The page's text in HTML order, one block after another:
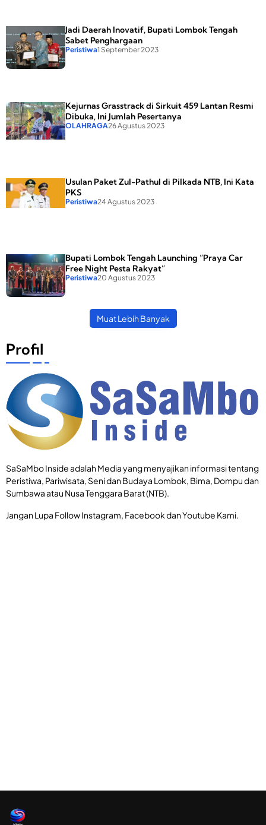
Tengah
Jadi Daerah Inovatif, Bupati Lombok Tengah
Sabet Penghargaan
Peristiwa1 September 2023
Kejurnas Grasstrack di Sirkuit 459 Lantan Resmi
Dibuka, Ini Jumlah Pesertanya
OLAHRAGA26 Agustus 2023
Usulan Paket Zul-Pathul di Pilkada NTB, Ini Kata
PKS
Peristiwa24 Agustus 2023
Launching
Praya Car Free
Rakyat.
Bupati Lombok Tengah Launching “Praya Car
Free Night Pesta Rakyat”
Peristiwa20 Agustus 2023
Muat Lebih Banyak
Profil
SaSaMbo Inside adalah Media yang menyajikan informasi tentang
Peristiwa, Pariwisata, Seni dan Budaya Lombok, Bima, Dompu dan
Sumbawa atau Nusa Tenggara Barat (NTB).
Jangan Lupa Follow Instagram, Facebook dan Youtube Kami.